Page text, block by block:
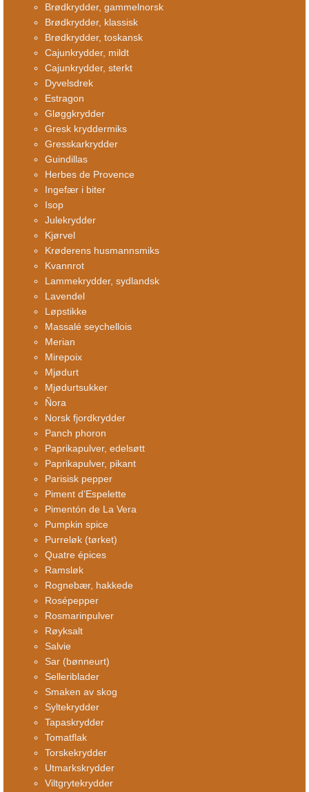
Brødkrydder, gammelnorsk
Brødkrydder, klassisk
Brødkrydder, toskansk
Cajunkrydder, mildt
Cajunkrydder, sterkt
Dyvelsdrek
Estragon
Gløggkrydder
Gresk kryddermiks
Gresskarkrydder
Guindillas
Herbes de Provence
Ingefær i biter
Isop
Julekrydder
Kjørvel
Krøderens husmannsmiks
Kvannrot
Lammekrydder, sydlandsk
Lavendel
Løpstikke
Massalé seychellois
Merian
Mirepoix
Mjødurt
Mjødurtsukker
Ñora
Norsk fjordkrydder
Panch phoron
Paprikapulver, edelsøtt
Paprikapulver, pikant
Parisisk pepper
Piment d’Espelette
Pimentón de La Vera
Pumpkin spice
Purreløk (tørket)
Quatre épices
Ramsløk
Rognebær, hakkede
Rosépepper
Rosmarinpulver
Røyksalt
Salvie
Sar (bønneurt)
Selleriblader
Smaken av skog
Syltekrydder
Tapaskrydder
Tomatflak
Torskekrydder
Utmarkskrydder
Viltgrytekrydder